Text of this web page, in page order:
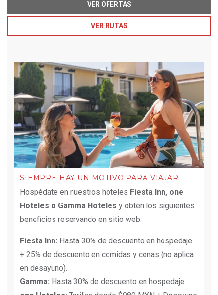
VER OFERTAS
VER RUTAS
SIEMPRE HAY UN MOTIVO PARA VIAJAR
Hospédate en nuestros hoteles Fiesta Inn, one
Hoteles o Gamma Hoteles y obtén los siguientes
beneficios reservando en sitio web.
Fiesta Inn: Hasta 30% de descuento en hospedaje
+ 25% de descuento en comidas y cenas (no aplica
en desayuno).
Gamma: Hasta 30% de descuento en hospedaje.